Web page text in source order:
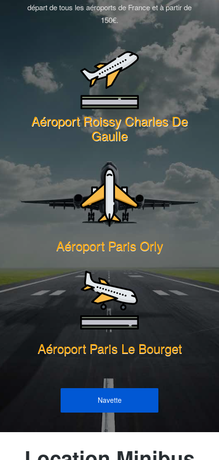
départ de tous les aéroports de France et à partir de
150€.
Aéroport Roissy Charles De
Gaulle
Aéroport Paris Orly
Aéroport Paris Le Bourget
Navette